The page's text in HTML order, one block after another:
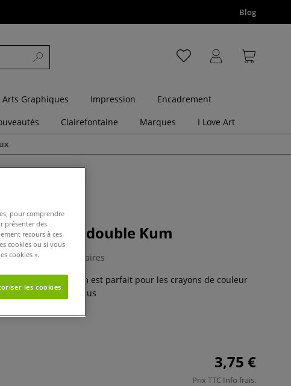
Blog
Arts Graphiques Impression
Encadrement
Clairefontaine Marques I Love Art
218T double Kum
0 Commentaires
218T double Kum est parfait pour les crayons de couleur
Ø 8 mm.
Plus
3,75 €
Prix TTC Info frais.
pour comprendre
présenter des
recours à ces
cookies ou si vous
cookies ».
les cookies